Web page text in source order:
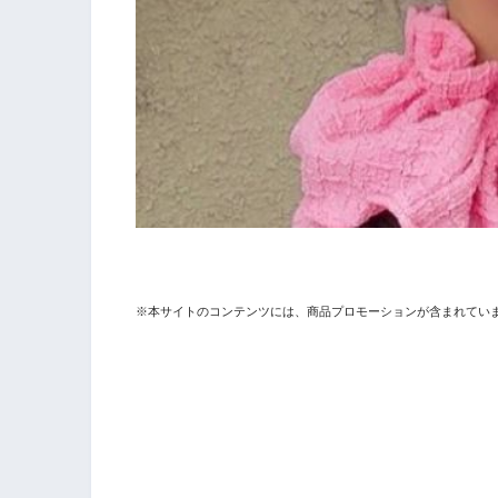
※本サイトのコンテンツには、商品プロモーションが含まれてい